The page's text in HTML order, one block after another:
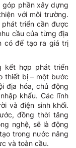
góp phần xây dựng
với môi trường.
triển cần được
cầu của từng địa
có để tạo ra giá trị
kết hợp phát triển
thiết bị – một bước
địa hóa, chủ động
khẩu. Các lĩnh
và điện sinh khối.
đồng thời tăng
nghệ, sẽ là động
trong nước nâng
và toàn cầu.